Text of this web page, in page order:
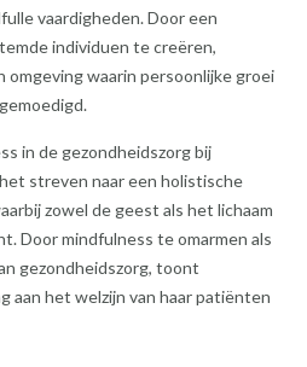
vaardigheden. Door een
individuen te creëren,
omgeving waarin persoonlijke groei
in de gezondheidszorg bij
streven naar een holistische
zowel de geest als het lichaam
Door mindfulness te omarmen als
gezondheidszorg, toont
aan het welzijn van haar patiënten